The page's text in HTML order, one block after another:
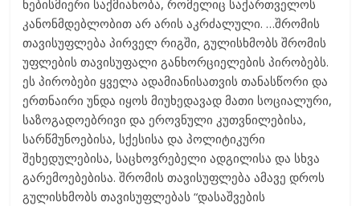
ნებისმიერი საქმიანობა, რომელიც საქართველოს
კანონმდებლობით არ არის აკრძალული. …შრომის
თავისუფლება პირველ რიგში, გულისხმობს შრომის
უფლების თავისუფალი განხორციელების პირობებს.
ეს პირობები ყველა ადამიანისათვის თანასწორი და
ერთნაირი უნდა იყოს მიუხედავად მათი სოციალური,
საზოგადოებრივი და ეროვნული კუთვნილებისა,
სარწმუნოებისა, სქესისა და პოლიტიკური
შეხედულებისა, საცხოვრებელი ადგილისა და სხვა
გარემოებებისა. შრომის თავისუფლება ამავე დროს
გულისხმობს თავისუფლებას “დასაშვების